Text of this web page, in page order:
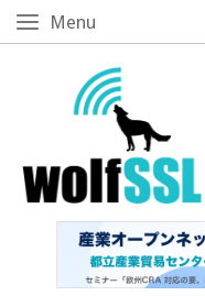
Skip
Menu